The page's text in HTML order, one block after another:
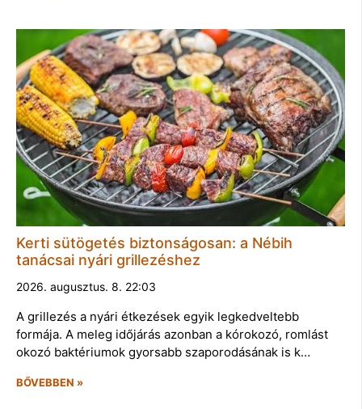
Kerti sütögetés biztonságosan: a Nébih
tanácsai nyári grillezéshez
2026. augusztus. 8. 22:03
A grillezés a nyári étkezések egyik legkedveltebb
formája. A meleg időjárás azonban a kórokozó, romlást
okozó baktériumok gyorsabb szaporodásának is k…
BŐVEBBEN »